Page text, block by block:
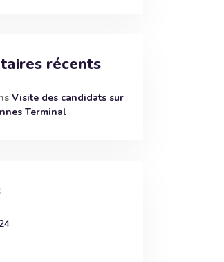
récents
Visite des candidats sur
Terminal